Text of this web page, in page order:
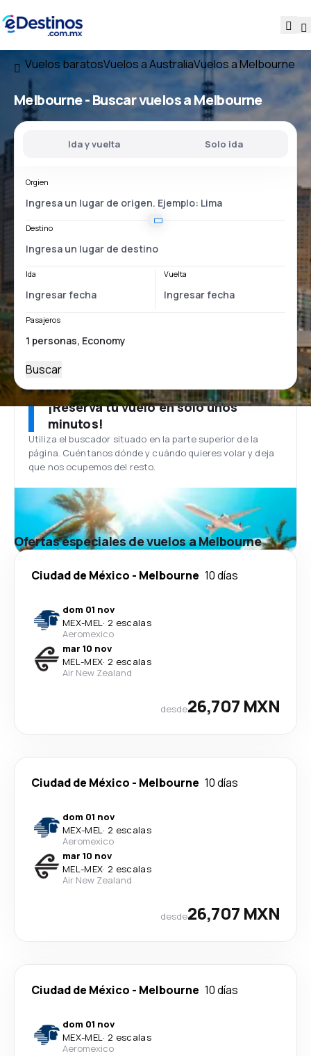
Vuelos baratosVuelos a AustraliaVuelos a Melbourne
Melbourne - Buscar vuelos a Melbourne
Ida y vuelta Solo ida
Orgien
Destino
Ida Vuelta
Pasajeros
Buscar
¡Reserva tu vuelo en solo unos
minutos!
Utiliza el buscador situado en la parte superior de la
página. Cuéntanos dónde y cuándo quieres volar y deja
que nos ocupemos del resto.
Ofertas especiales de vuelos a Melbourne
Ciudad de México - Melbourne 10 días
dom 01 nov
MEX-MEL· 2 escalas
Aeromexico
mar 10 nov
MEL-MEX· 2 escalas
Air New Zealand
desde26,707 MXN
Ciudad de México - Melbourne 10 días
dom 01 nov
MEX-MEL· 2 escalas
Aeromexico
mar 10 nov
MEL-MEX· 2 escalas
Air New Zealand
desde26,707 MXN
Ciudad de México - Melbourne 10 días
dom 01 nov
MEX-MEL· 2 escalas
Aeromexico